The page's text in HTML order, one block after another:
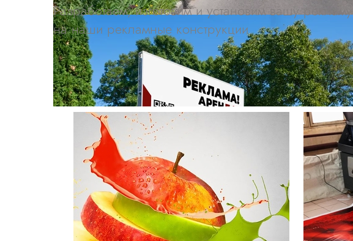
Разработаем, изготовим и установим вашу рекламу
на наши рекламные конструкции